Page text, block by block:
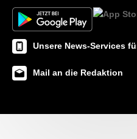
Unsere News-Services
Mail an die Redaktion